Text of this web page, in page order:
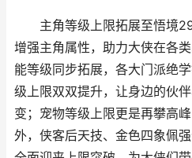
主角等级上限拓展至悟境29
增强主角属性，助力大侠在各
能等级同步拓展，各大门派绝
级上限双双提升，让身边的伙
变；宠物等级上限更是再攀高
外，侠客后天技、金色四象佩